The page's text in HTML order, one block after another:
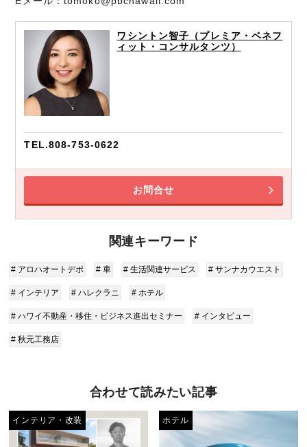
ワシントン智子（プレミア・ベネフ
ィット・コンサルタンツ）
TEL.808-753-0622
お問合せ
関連キーワード
# アロハオートデポ # 車 # 生活関連サービス # サンナカウエスト
# インテリア # ハレクラニ # ホテル
# ハワイ不動産・移住・ビジネス進出セミナー # インタビュー
# 秋元工務店
合わせて読みたい記事
インテリア・改装 ホテル